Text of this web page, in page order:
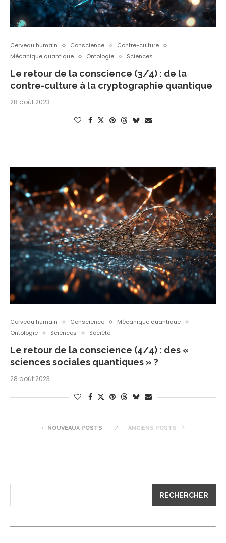
Cerveau humain Conscience
Contre-culture
Mécanique quantique
Ontologie Sciences
Le retour de la conscience (3/4) : de la
contre-culture à la cryptographie quantique
28 août 2023
Cerveau humain Conscience
Mécanique quantique
Ontologie
Sciences Société
Le retour de la conscience (4/4) : des «
sciences sociales quantiques » ?
28 août 2023
NOUVEAUX POSTS ANCIENS POSTS
RECHERCHER